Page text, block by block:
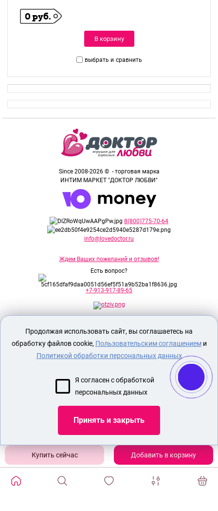
Добавить в корзину
0 руб.
В корзину
выбрать и сравнить
Since 2008-2026 © - торговая марка
ИНТИМ МАРКЕТ "ДОКТОР ЛЮБВИ"
8(800)775-70-64
info@lovedoctor.ru
Ждем Ваших пожеланий и отзывов!
Есть вопрос?
+7-913-917-89-65
исключительно для лиц старше 18 лет!
Евразийского соответствия.
ОПЛАТА И ДОСТАВКА
СЕКС ИГРУШКИ
БДСМ
СЕКС ШОП НАСАДКИ НА ЧЛЕН
Показать еще
Продолжая использовать сайт, вы соглашаетесь на
обработку файлов cookie, Пользовательским соглашениеми
Политикой обработки персональных данных
Я согласен с обработкой
персональных данных
Принять и закрыть